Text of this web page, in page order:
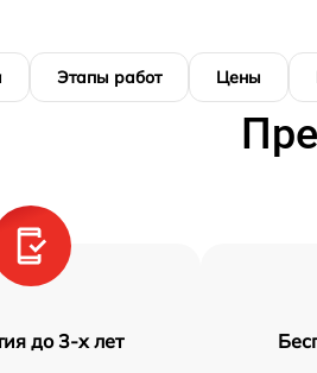
Этапы работ Цены
до 3-х лет